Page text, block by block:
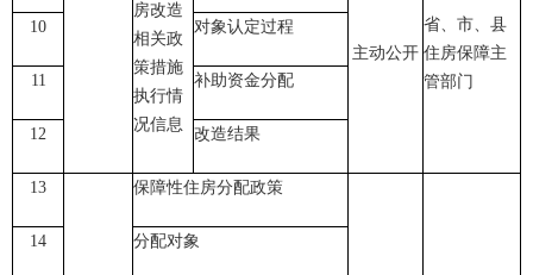
房改造
相关政
策措施
执行情
况信息
主动公开
省、市、县
住房保障主
管部门
10 对象认定过程
11 补助资金分配
12 改造结果
13 保障性住房分配政策
14 分配对象